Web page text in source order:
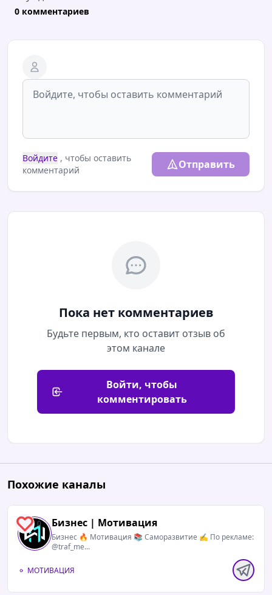
0 комментариев
Войдите , чтобы оставить
комментарий
Отправить
Пока нет комментариев
Будьте первым, кто оставит отзыв об
этом канале
Войти, чтобы
комментировать
Похожие каналы
0 Бизнес | Мотивация
Бизнес 🔥 Мотивация 📚 Саморазвитие ✍️ По рекламе:
@traf_me...
МОТИВАЦИЯ